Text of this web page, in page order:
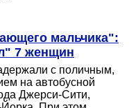
мальчика":
7 женщин
с поличным,
на автобусной
Джерси-Сити,